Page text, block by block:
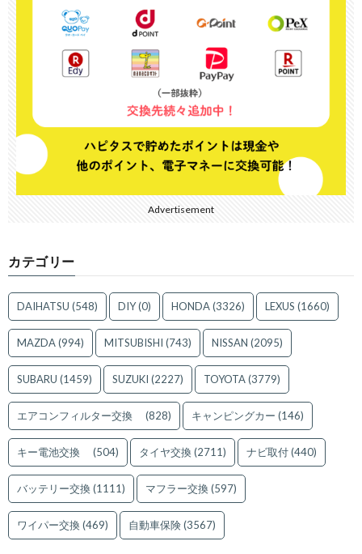
Advertisement
カテゴリー
DAIHATSU (548) DIY(0) HONDA(3326) LEXUS (1660)
MAZDA(994) MITSUBISHI (743) NISSAN (2095)
SUBARU (1459) SUZUKI (2227) TOYOTA(3779)
エアコンフィルター交換 (828) キャンピングカー (146)
キー電池交換 (504) タイヤ交換(2711) ナビ取付(440)
バッテリー交換(1111) マフラー交換(597)
ワイパー交換(469) 自動車保険(3567)